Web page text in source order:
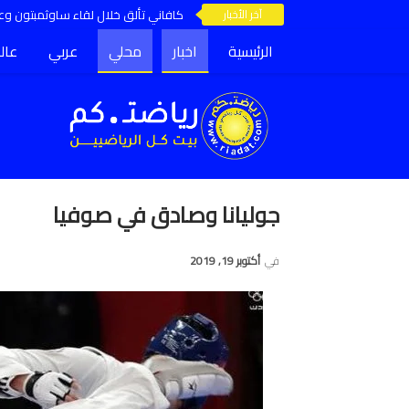
آخر الأخبار كافاني تألق خلال لقاء ساوثمبتون
الرئيسية اخبار محلي عربي
جوليانا وصادق في صوفيا
في أكتوبر 19, 2019